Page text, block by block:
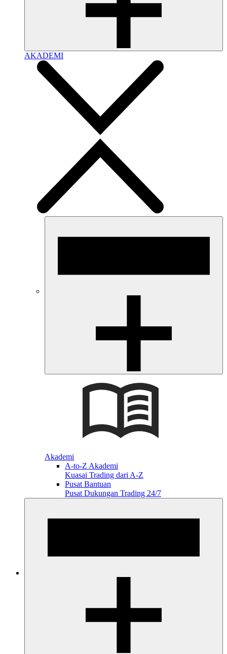
AKADEMI
Akademi
A-to-Z Akademi
Kuasai Trading dari A-Z
Pusat Bantuan
Pusat Dukungan Trading 24/7